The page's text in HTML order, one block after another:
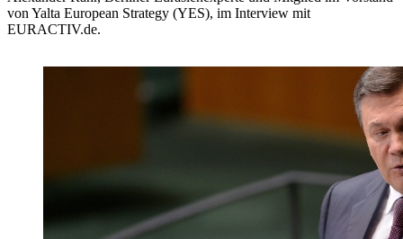
von Yalta European Strategy (YES), im Interview mit
EURACTIV.de.